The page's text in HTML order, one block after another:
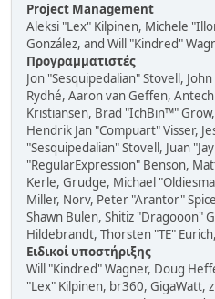
Project Management
Aleksi "Lex" Kilpinen, Michele
González, and Will "Kindred"
Προγραμματιστές
Jon "Sesquipedalian" Stovell,
Rydhé, Aaron van Geffen,
Kristiansen, Brad "IchBin™"
Hendrik Jan "Compuart" Visser,
"Sesquipedalian" Stovell, Juan
"RegularExpression" Benson,
Kerle, Grudge, Michael
Miller, Norv, Peter "Arantor"
Shawn Bulen, Shitiz "Dragooon"
Hildebrandt, Thorsten "TE"
Ειδικοί υποστήριξης
Will "Kindred" Wagner, Doug
"Lex" Kilpinen, br360, GigaWatt,